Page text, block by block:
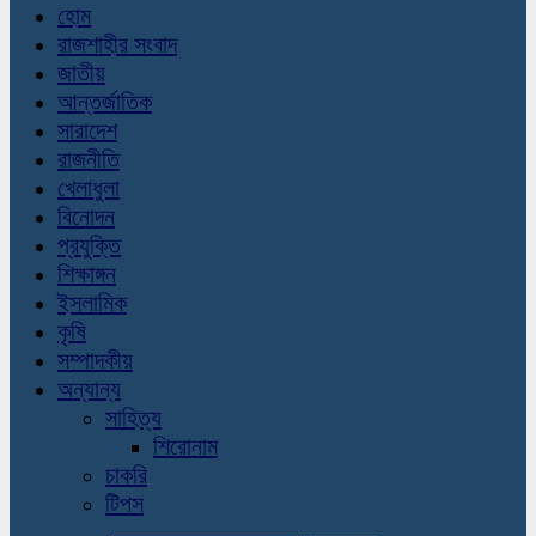
হোম
রাজশাহীর সংবাদ
জাতীয়
আন্তর্জাতিক
সারাদেশ
রাজনীতি
খেলাধুলা
বিনোদন
প্রযুক্তি
শিক্ষাঙ্গন
ইসলামিক
কৃষি
সম্পাদকীয়
অন্যান্য
সাহিত্য
শিরোনাম
চাকরি
টিপস